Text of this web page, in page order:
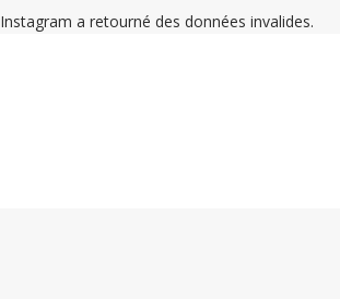
Instagram a retourné des données invalides.